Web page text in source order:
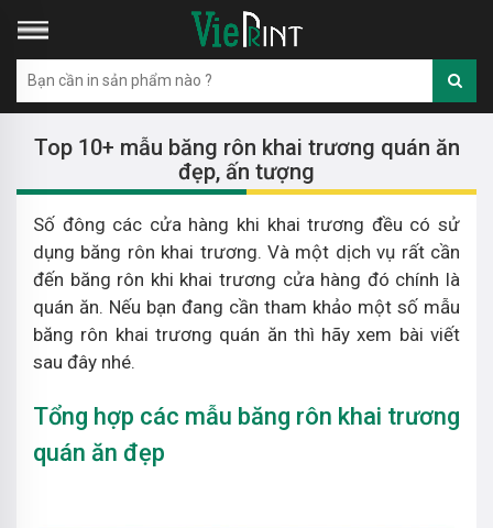
Top 10+ mẫu băng rôn khai trương quán ăn
đẹp, ấn tượng
Số đông các cửa hàng khi khai trương đều có sử
dụng băng rôn khai trương. Và một dịch vụ rất cần
đến băng rôn khi khai trương cửa hàng đó chính là
quán ăn. Nếu bạn đang cần tham khảo một số mẫu
băng rôn khai trương quán ăn thì hãy xem bài viết
sau đây nhé.
Tổng hợp các mẫu băng rôn khai trương
quán ăn đẹp